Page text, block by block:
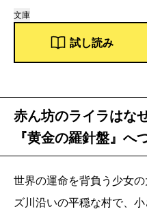
文庫
試し読み
赤ん坊のライラはな
『黄金の羅針盤』へ
世界の運命を背負う少女
ズ川沿いの平穏な村で、